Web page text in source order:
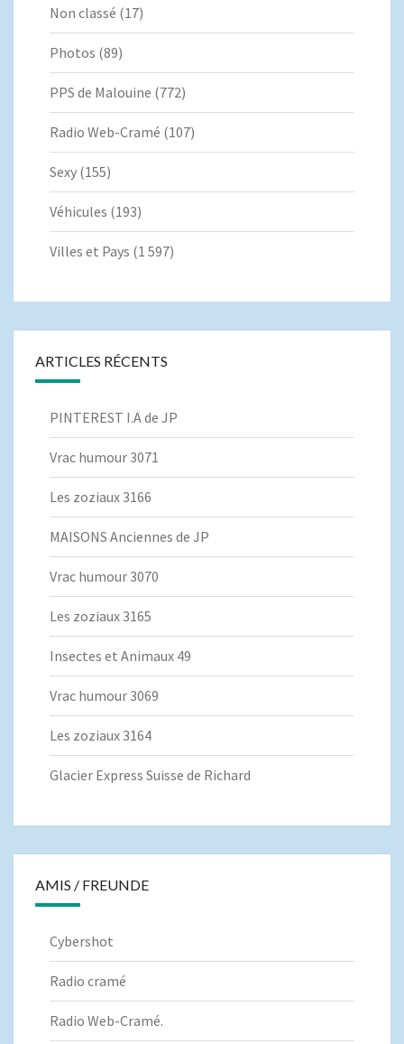
Non classé (17)
Photos (89)
PPS de Malouine (772)
Radio Web-Cramé (107)
Sexy (155)
Véhicules (193)
Villes et Pays (1 597)
ARTICLES RÉCENTS
PINTEREST I.A de JP
Vrac humour 3071
Les zoziaux 3166
MAISONS Anciennes de JP
Vrac humour 3070
Les zoziaux 3165
Insectes et Animaux 49
Vrac humour 3069
Les zoziaux 3164
Glacier Express Suisse de Richard
AMIS / FREUNDE
Cybershot
Radio cramé
Radio Web-Cramé.